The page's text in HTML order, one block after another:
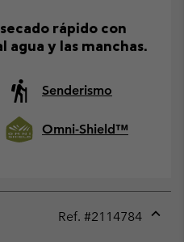
rápido con
agua y las manchas.
Senderismo
Omni-Shield™
Ref. #2114784